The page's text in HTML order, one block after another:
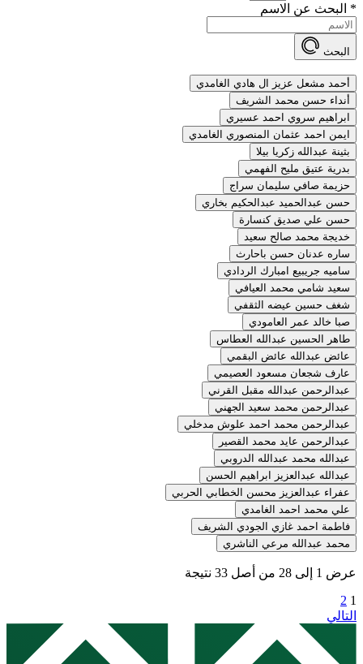
* البحث عن الاسم
البحث
أحمد مشعل عزيز ال هادي الغامدي
أنداء حسن محمد الشريف
ابراهيم سروي احمد عسيري
ايمن احمد عثمان المنصوري الغامدي
بثينة عبدالله زكريا بيلا
بدرية عتيق مليح الفهمي
حزيمة صافي سليمان سراج
حسن عبدالحميد عبدالحكيم بخاري
حسن علي صديق كنسارة
خديجة محمد صالح سعيد
ساره عدنان حسن باحارث
ساميه جريبيع امبارك الردادي
سعيد شامي محمد العيافي
شغف حسين عيضه الثقفي
صبا خالد عمر العامودي
طاهر الحسين عبدالله العطاس
عائض عبدالله عائض البقمي
عارف شجعان مسعود العصيمي
عبدالرحمن عبدالله مقبل القرني
عبدالرحمن محمد سعيد الجهني
عبدالرحمن محمد احمد علوش مدخلي
عبدالرحمن عايد محمد القصير
عبدالله محمد عبدالله الدروبي
عبدالله عبدالعزيز ابراهيم الحسن
عفراء عبدالعزيز محسن الخطابي الحربي
علي محمد احمد الغامدي
فاطمة احمد غازي الجودي الشريف
محمد عبدالله مرعي الناشري
عرض 1 إلى 28 من أصل 33 نتيجة
1
2
التالي